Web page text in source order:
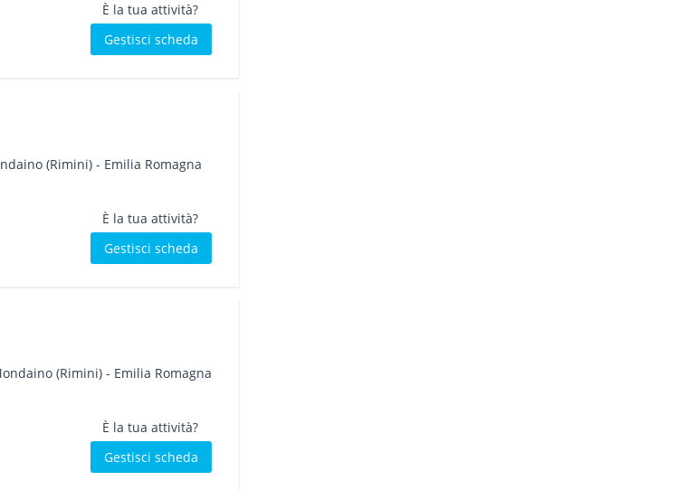
È la tua attività?
Gestisci scheda
(Rimini) - Emilia Romagna
È la tua attività?
Gestisci scheda
(Rimini) - Emilia Romagna
È la tua attività?
Gestisci scheda